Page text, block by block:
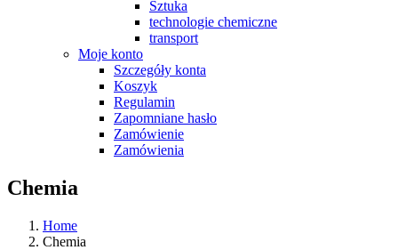
Sztuka
technologie chemiczne
transport
Moje konto
Szczegóły konta
Koszyk
Regulamin
Zapomniane hasło
Zamówienie
Zamówienia
Chemia
Home
Chemia